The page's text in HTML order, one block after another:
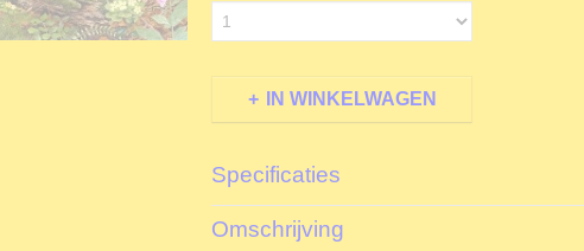
IN WINKELWAGEN
Specificaties
Productcode
EAN code
Omschrijving